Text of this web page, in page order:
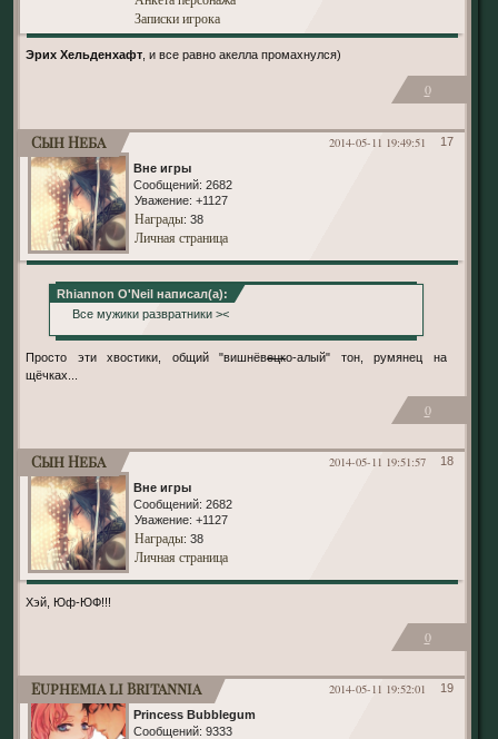
Записки игрока
Эрих Хельденхафт , и все равно акелла промахнулся)
0
17
2014-05-11 19:49:51
Сын Неба
Вне игры
Сообщений: 2682
Уважение: +1127
Награды: 38
Личная страница
Rhiannon O'Neil написал(а):
Все мужики развратники ><
Просто эти хвостики, общий "вишнёвецко-алый" тон, румянец на
щёчках...
0
18
2014-05-11 19:51:57
Сын Неба
Вне игры
Сообщений: 2682
Уважение: +1127
Награды: 38
Личная страница
Хэй, Юф-ЮФ!!!
0
19
2014-05-11 19:52:01
Euphemia li Britannia
Princess Bubblegum
Сообщений: 9333